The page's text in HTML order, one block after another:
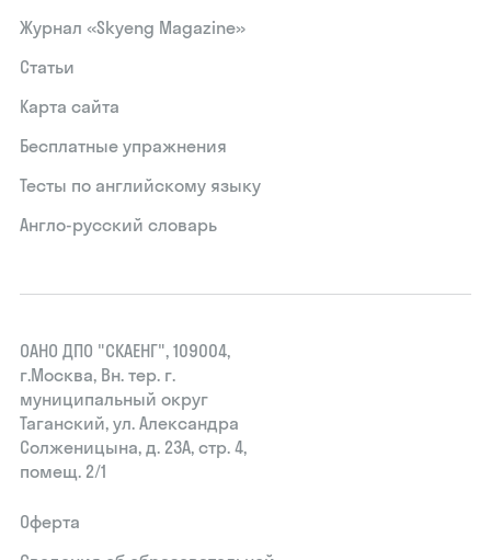
Журнал «Skyeng Magazine»
Статьи
Карта сайта
Бесплатные упражнения
Тесты по английскому языку
Англо-русский словарь
ОАНО ДПО "СКАЕНГ", 109004,
г.Москва, Вн. тер. г.
муниципальный округ
Таганский, ул. Александра
Солженицына, д. 23А, стр. 4,
помещ. 2/1
Оферта